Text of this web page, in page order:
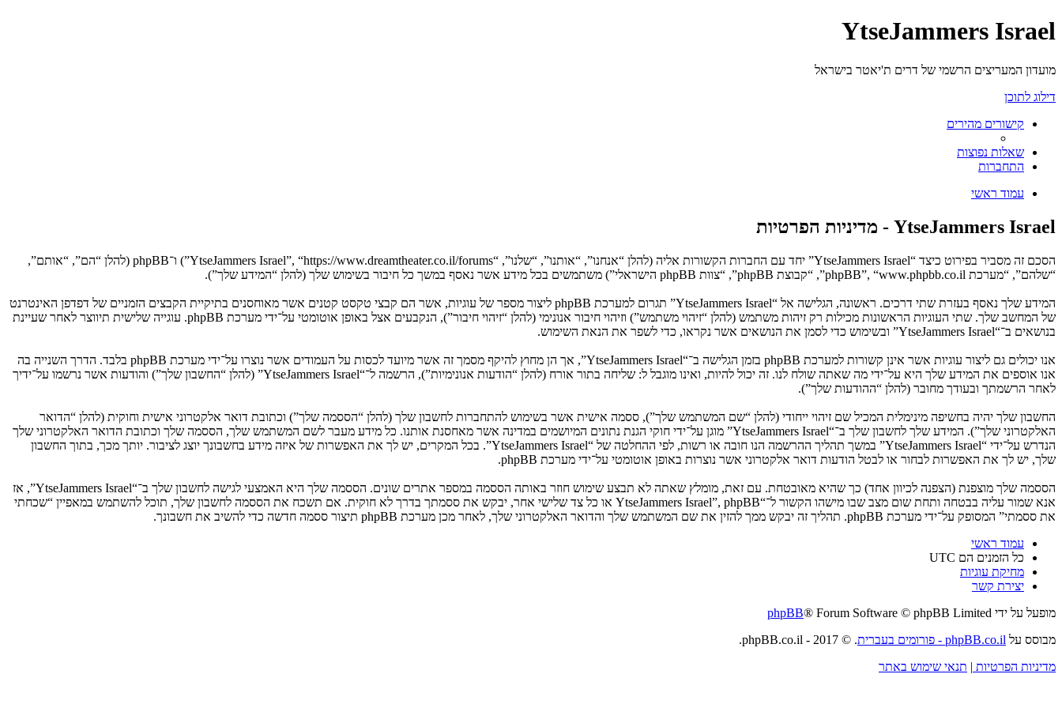
YtseJammers Israel
מועדון המעריצים הרשמי של דרים ת'יאטר בישראל
דילוג לתוכן
קישורים מהירים
שאלות נפוצות
התחברות
עמוד ראשי
YtseJammers Israel - מדיניות הפרטיות
הסכם זה מסביר בפירוט כיצד “YtseJammers Israel” יחד עם החברות הקשורות אליה (להלן “אנחנו”, “אותנו”, “שלנו”, “YtseJammers Israel”, “https://www.dreamtheater.co.il/forums”) ו־phpBB (להלן “הם”, “אותם”,
“שלהם”, “מערכת phpBB”, “www.phpbb.co.il”, “קבוצת phpBB”, “צוות phpBB הישראלי”) משתמשים בכל מידע אשר נאסף במשך כל חיבור בשימוש שלך (להלן “המידע שלך”).
המידע שלך נאסף בעזרת שתי דרכים. ראשונה, הגלישה אל “YtseJammers Israel” תגרום למערכת phpBB ליצור מספר של עוגיות, אשר הם קבצי טקסט קטנים אשר מאוחסנים בתיקיית הקבצים הזמניים של דפדפן האינטרנט
של המחשב שלך. שתי העוגיות הראשונות מכילות רק זיהות משתמש (להלן “זיהוי משתמש”) וזיהוי חיבור אנונימי (להלן “זיהוי חיבור”), הנקבעים אצל באופן אוטומטי על־ידי מערכת phpBB. עוגייה שלישית תיווצר לאחר שעיינת
בנושאים ב־“YtseJammers Israel” ובשימוש כדי לסמן את הנושאים אשר נקראו, כדי לשפר את הנאת השימוש.
אנו יכולים גם ליצור עוגיות אשר אינן קשורות למערכת phpBB בזמן הגלישה ב־“YtseJammers Israel”, אך הן מחוץ להיקף מסמך זה אשר מיועד לכסות על העמודים אשר נוצרו על־ידי מערכת phpBB בלבד. הדרך השנייה בה
אנו אוספים את המידע שלך היא על־ידי מה שאתה שולח לנו. זה יכול להיות, ואינו מוגבל ל: שליחה בתור אורח (להלן “הודעות אנונימיות”), הרשמה ל־“YtseJammers Israel” (להלן “החשבון שלך”) והודעות אשר נרשמו על־ידיך
לאחר הרשמתך ובעודך מחובר (להלן “ההודעות שלך”).
החשבון שלך יהיה בחשיפה מינימלית המכיל שם זיהוי ייחודי (להלן “שם המשתמש שלך”), ססמה אישית אשר בשימוש להתחברות לחשבון שלך (להלן “הססמה שלך”) וכתובת דואר אלקטרוני אישית וחוקית (להלן “הדואר
האלקטרוני שלך”). המידע שלך לחשבון שלך ב־“YtseJammers Israel” מוגן על־ידי חוקי הגנת נתונים המיושמים במדינה אשר מאחסנת אותנו. כל מידע מעבר לשם המשתמש שלך, הססמה שלך וכתובת הדואר האלקטרוני שלך
הנדרש על־ידי “YtseJammers Israel” במשך תהליך ההרשמה הנו חובה או רשות, לפי ההחלטה של “YtseJammers Israel”. בכל המקרים, יש לך את האפשרות של איזה מידע בחשבונך יוצג לציבור. יותך מכך, בתוך החשבון
שלך, יש לך את האפשרות לבחור או לבטל הודעות דואר אלקטרוני אשר נוצרות באופן אוטומטי על־ידי מערכת phpBB.
הססמה שלך מוצפנת (הצפנה לכיוון אחד) כך שהיא מאובטחת. עם זאת, מומלץ שאתה לא תבצע שימוש חוזר באותה הססמה במספר אתרים שונים. הססמה שלך היא האמצעי לגישה לחשבון שלך ב־“YtseJammers Israel”, אז
אנא שמור עליה בבטחה ותחת שום מצב שבו מישהו הקשור ל־“YtseJammers Israel”, phpBB או כל צד שלישי אחר, יבקש את ססמתך בדרך לא חוקית. אם תשכח את הססמה לחשבון שלך, תוכל להשתמש במאפיין “שכחתי
את ססמתי” המסופק על־ידי מערכת phpBB. תהליך זה יבקש ממך להזין את שם המשתמש שלך והדואר האלקטרוני שלך, לאחר מכן מערכת phpBB תיצור ססמה חדשה כדי להשיב את חשבונך.
עמוד ראשי
כל הזמנים הם UTC
מחיקת עוגיות
יצירת קשר
מופעל על ידי
phpBB® Forum Software © phpBB Limited
מבוסס על phpBB.co.il - פורומים בעברית
. © 2017 - phpBB.co.il.
מדיניות הפרטיות | תנאי שימוש באתר